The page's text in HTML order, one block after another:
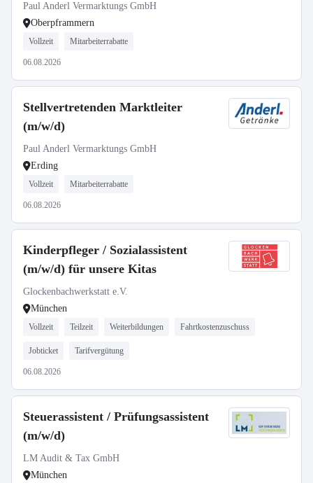
Paul Anderl Vermarktungs GmbH
Oberpframmern
Vollzeit Mitarbeiterrabatte
06.08.2026
Stellvertretenden Marktleiter
(m/w/d)
Paul Anderl Vermarktungs GmbH
Erding
Vollzeit Mitarbeiterrabatte
06.08.2026
Kinderpfleger / Sozialassistent
(m/w/d) für unsere Kitas
Glockenbachwerkstatt e.V.
München
Vollzeit Teilzeit Weiterbildungen Fahrtkostenzuschuss
Jobticket Tarifvergütung
06.08.2026
Steuerassistent / Prüfungsassistent
(m/w/d)
LM Audit & Tax GmbH
München